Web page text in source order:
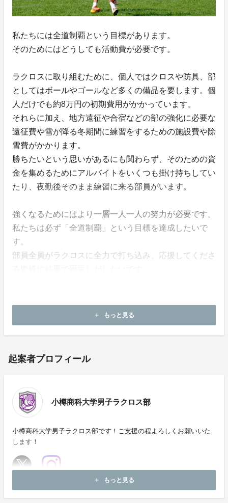
私たちには全道制覇という目標があります。
そのためにはどうしても活動費が必要です。
ラクロスに取り組むために、個人ではクロスや防具、部
としてはボールやゴールなど多くの備品を要します。個
人だけでも約8万円の初期費用がかかっています。
それらに加え、地方遠征や合宿などの部の強化に必要な
遠征費や雪が降る冬期間に練習をするための施設費や除
雪費がかかります。
勝ちたいという思いがあるにも関わらず、そのための資
金を集めるためにアルバイトをいくつも掛け持ちしてい
たり、夜勤後そのまま練習に来る部員がいます。
強くなるためにはより一層一人一人の努力が必要です。
私たちは必ず「全道制覇」という目標を達成したいで
す。
部員全員がラクロスに全力で打ち込み、応援してくださ
す。よろしくお願いいたします。
add もっと見る
起案者プロフィール
小樽商科大学男子ラクロス部
小樽商科大学男子ラクロス部です！ご支援の程よろしくお願いいた
します！
add もっと見る